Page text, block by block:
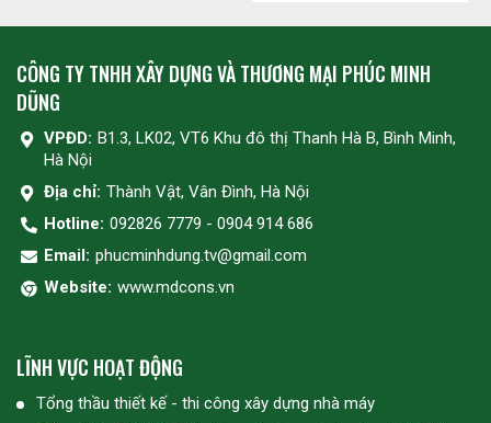
CÔNG TY TNHH XÂY DỰNG VÀ THƯƠNG MẠI PHÚC MINH
DŨNG
VPĐD: B1.3, LK02, VT6 Khu đô thị Thanh Hà B, Bình Minh,
Hà Nội
Địa chỉ: Thành Vật, Vân Đình, Hà Nội
Hotline: 092826 7779 - 0904 914 686
Email: phucminhdung.tv@gmail.com
Website: www.mdcons.vn
LĨNH VỰC HOẠT ĐỘNG
Tổng thầu thiết kế - thi công xây dựng nhà máy